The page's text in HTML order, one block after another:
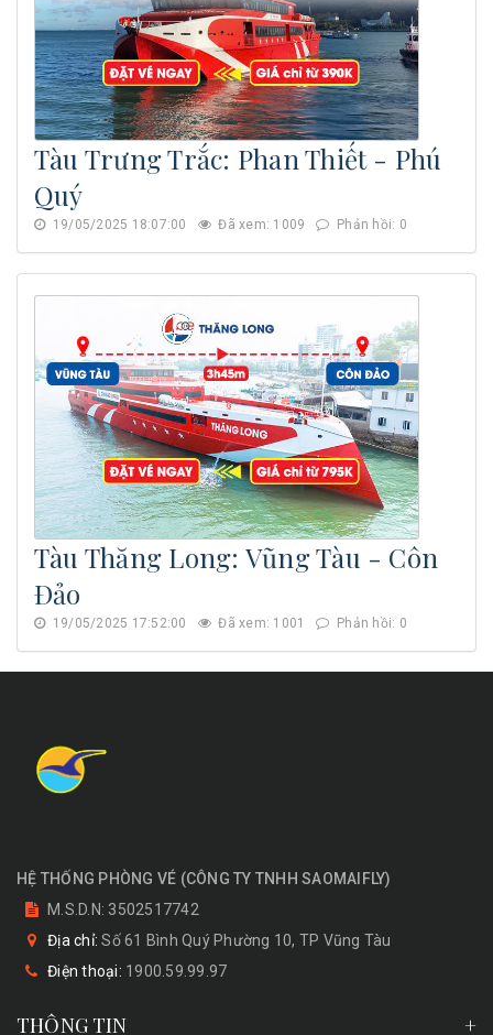
Tàu Trưng Trắc: Phan Thiết - Phú
Quý
19/05/2025 18:07:00 Đã xem: 1009 Phản hồi: 0
Tàu Thăng Long: Vũng Tàu - Côn
Đảo
19/05/2025 17:52:00 Đã xem: 1001 Phản hồi: 0
HỆ THỐNG PHÒNG VÉ (CÔNG TY TNHH SAOMAIFLY)
M.S.D.N: 3502517742
Địa chỉ: Số 61 Bình Quý Phường 10, TP Vũng Tàu
Điện thoại: 1900.59.99.97
THÔNG TIN